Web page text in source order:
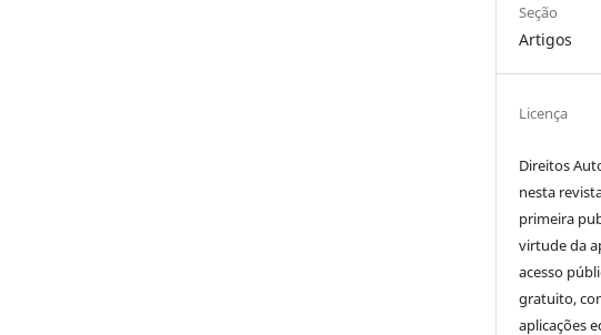
Seção
Artigos
Licença
Direitos
nesta
primeira
virtude da
acesso
gratuito,
aplicações